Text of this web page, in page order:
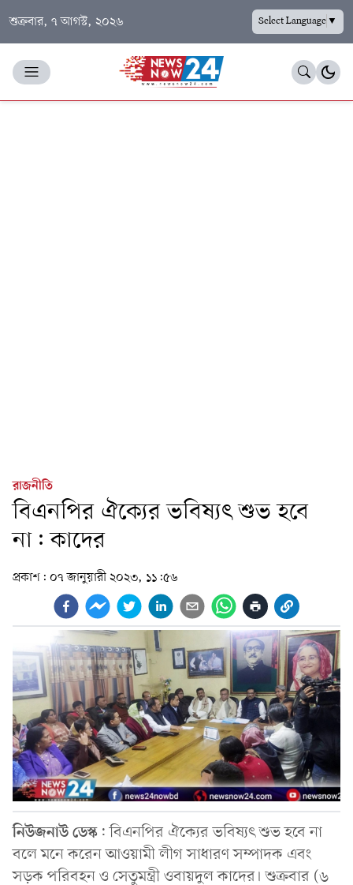
শুক্রবার, ৭ আগস্ট, ২০২৬ Select Language▼
রাজনীতি
বিএনপির ঐক্যের ভবিষ্যৎ শুভ হবে
না: কাদের
প্রকাশ: ০৭ জানুয়ারী ২০২৩, ১১:৫৬
নিউজনাউডেস্ক : বিএনপির ঐক্যের ভবিষ্যৎ শুভ হবে না
বলে মনে করেন আওয়ামী লীগ সাধারণ সম্পাদক এবং
সড়ক পরিবহন ও সেতুমন্ত্রী ওবায়দুল কাদের। শুক্রবার (৬